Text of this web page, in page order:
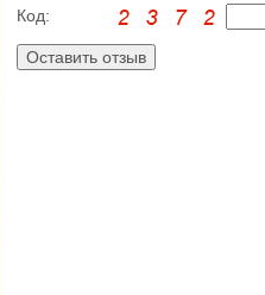
Код: